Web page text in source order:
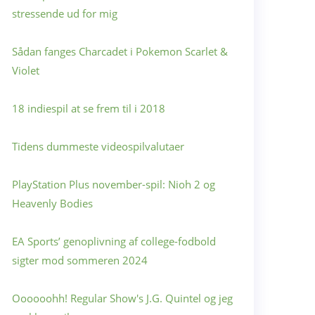
stressende ud for mig
Sådan fanges Charcadet i Pokemon Scarlet &
Violet
18 indiespil at se frem til i 2018
Tidens dummeste videospilvalutaer
PlayStation Plus november-spil: Nioh 2 og
Heavenly Bodies
EA Sports’ genoplivning af college-fodbold
sigter mod sommeren 2024
Oooooohh! Regular Show's J.G. Quintel og jeg